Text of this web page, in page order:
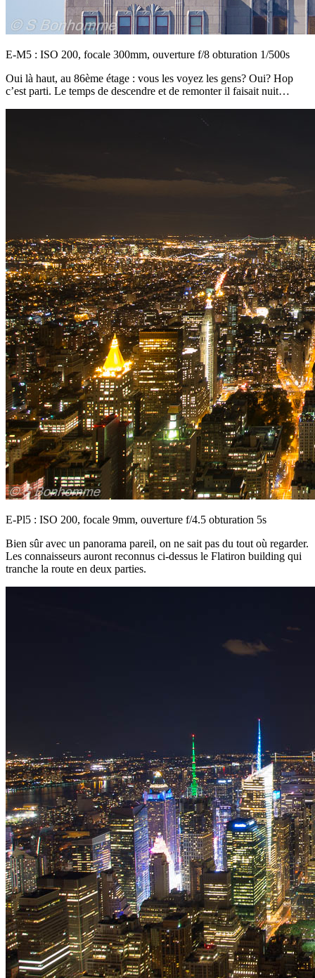
E-M5 : ISO 200, focale 300mm, ouverture f/8 obturation 1/500s
Oui là haut, au 86ème étage : vous les voyez les gens? Oui? Hop
c’est parti. Le temps de descendre et de remonter il faisait nuit…
E-Pl5 : ISO 200, focale 9mm, ouverture f/4.5 obturation 5s
Bien sûr avec un panorama pareil, on ne sait pas du tout où regarder.
Les connaisseurs auront reconnus ci-dessus le Flatiron building qui
tranche la route en deux parties.